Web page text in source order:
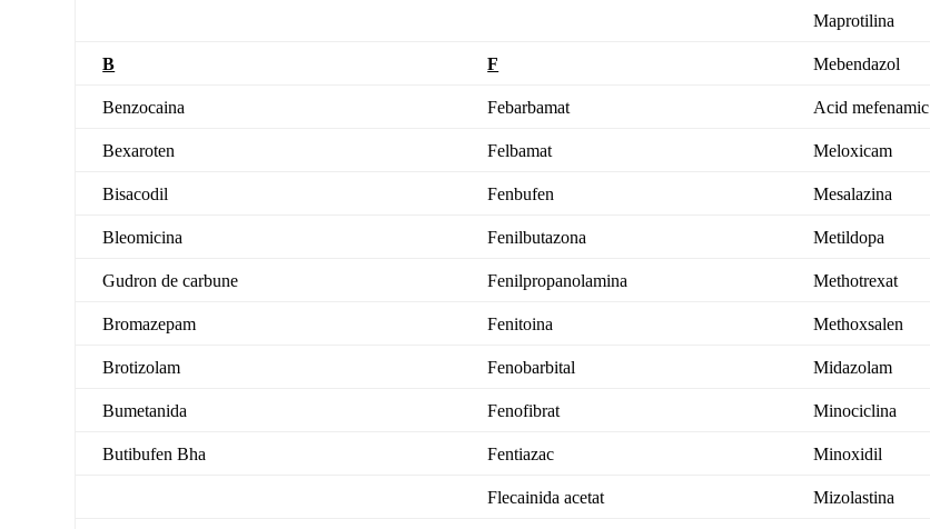
Maprotilina
B F Mebendazol
Benzocaina Febarbamat Acid mefenamic
Bexaroten Felbamat Meloxicam
Bisacodil Fenbufen Mesalazina
Bleomicina Fenilbutazona Metildopa
Gudron de carbune Fenilpropanolamina Methotrexat
Bromazepam Fenitoina Methoxsalen
Brotizolam Fenobarbital Midazolam
Bumetanida Fenofibrat Minociclina
Butibufen Bha Fentiazac Minoxidil
Flecainida acetat Mizolastina